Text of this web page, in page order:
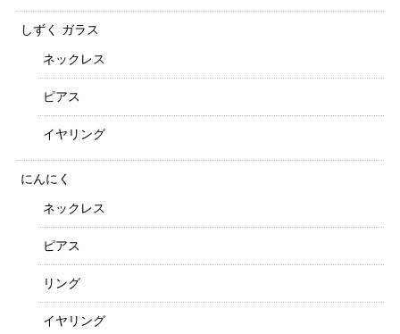
しずく ガラス
ネックレス
ピアス
イヤリング
にんにく
ネックレス
ピアス
リング
イヤリング